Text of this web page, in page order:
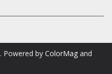
. Powered by ColorMag and